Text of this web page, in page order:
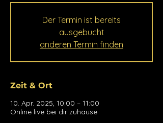
Der Termin ist bereits
ausgebucht
anderen Termin finden
Zeit & Ort
10. Apr. 2025, 10:00 – 11:00
Online live bei dir zuhause